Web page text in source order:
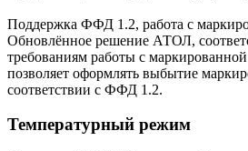
Поддержка ФФД 1.2, работа с
Обновлённое решение АТОЛ,
требованиям работы с
позволяет оформлять выбытие
соответствии с ФФД 1.2.
Температурный режим